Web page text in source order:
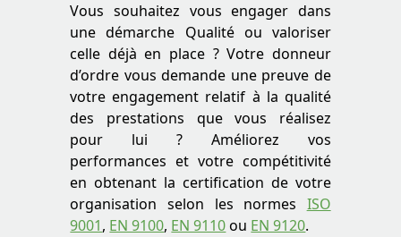
Vous souhaitez vous engager dans
une démarche Qualité ou valoriser
celle déjà en place ? Votre donneur
d’ordre vous demande une preuve de
votre engagement relatif à la qualité
des prestations que vous réalisez
pour lui ? Améliorez vos
performances et votre compétitivité
en obtenant la certification de votre
organisation selon les normes ISO
9001, EN 9100, EN 9110ou EN 9120.